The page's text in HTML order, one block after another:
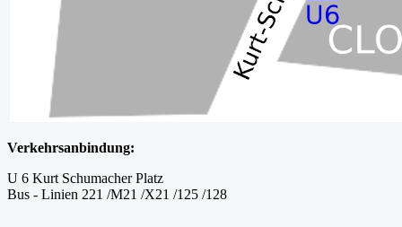
Verkehrsanbindung:
U 6 Kurt Schumacher Platz
Bus - Linien 221 /M21 /X21 /125 /128